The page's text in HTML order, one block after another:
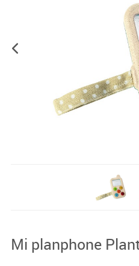
Mi planphone